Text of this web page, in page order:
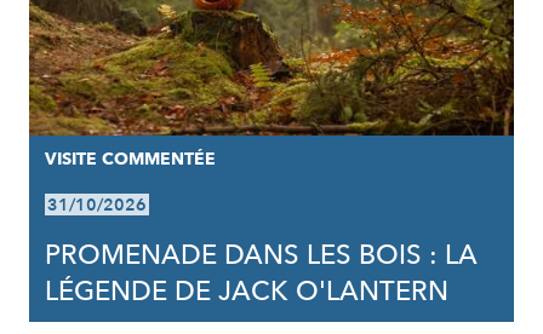
VISITE COMMENTÉE
31/10/2026
PROMENADE DANS LES BOIS : LA
LÉGENDE DE JACK O'LANTERN